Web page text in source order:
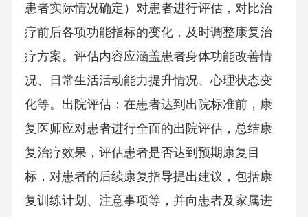
患者实际情况确定）对患者进行评估，对比治
疗前后各项功能指标的变化，及时调整康复治
疗方案。评估内容应涵盖患者身体功能改善情
况、日常生活活动能力提升情况、心理状态变
化等。出院评估：在患者达到出院标准前，康
复医师应对患者进行全面的出院评估，总结康
复治疗效果，评估患者是否达到预期康复目
标，对患者的后续康复指导提出建议，包括康
复训练计划、注意事项等，并向患者及家属进